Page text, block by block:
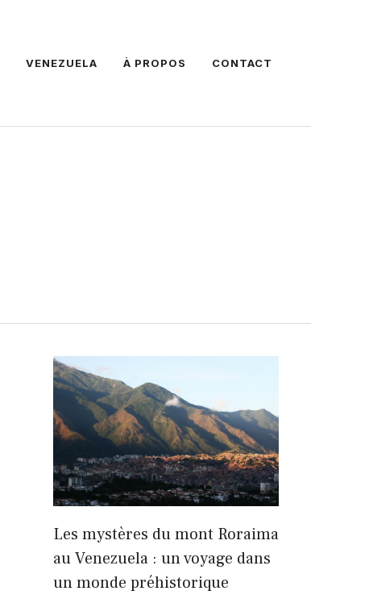
VENEZUELA À PROPOS CONTACT
Les mystères du mont Roraima
au Venezuela : un voyage dans
un monde préhistorique